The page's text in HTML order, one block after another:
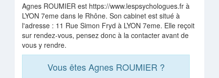
Agnes ROUMIER est https://www.lespsychologues.fr à
LYON 7eme dans le Rhône. Son cabinet est situé à
l'adresse : 11 Rue Simon Fryd à LYON 7eme. Elle reçoit
sur rendez-vous, pensez donc à la contacter avant de
vous y rendre.
Vous êtes Agnes ROUMIER ?